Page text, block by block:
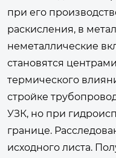
при его
раскисления, в
неметаллические
становятся
термического
стройке
УЗК, но при
границе.
исходного листа.